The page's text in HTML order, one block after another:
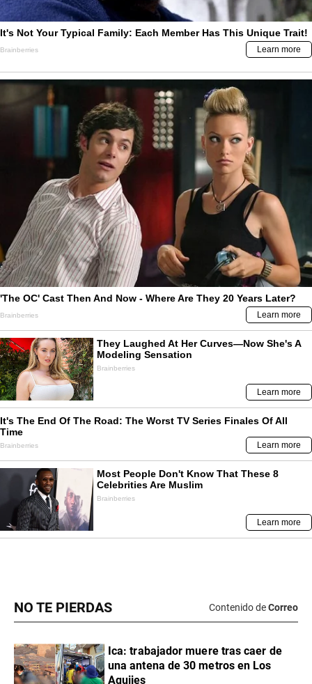
NO TE PIERDAS Contenido deCorreo
Ica: trabajador muere tras caer de
una antena de 30 metros en Los
Aquijes